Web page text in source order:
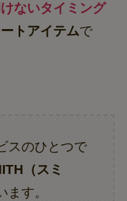
ないタイミング
トアイテムで
スのひとつで
（スミ
ます。